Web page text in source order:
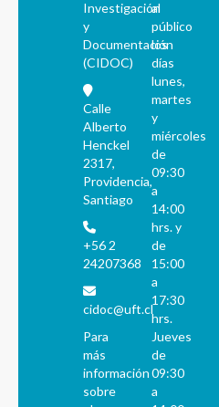
Investigación
y
Documentación
(CIDOC)
Calle
Alberto
Henckel
2317,
Providencia,
Santiago
+56 2
24207368
cidoc@uft.cl
Para
más
información
sobre
al
público
los
días
lunes,
martes
y
miércoles
de
09:30
a
14:00
hrs. y
de
15:00
a
17:30
hrs.
Jueves
de
09:30
a